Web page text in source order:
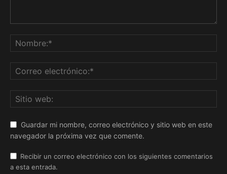
Guardar mi nombre, correo electrónico y sitio web en este
navegador la próxima vez que comente.
Recibir un correo electrónico con los siguientes comentarios
a esta entrada.